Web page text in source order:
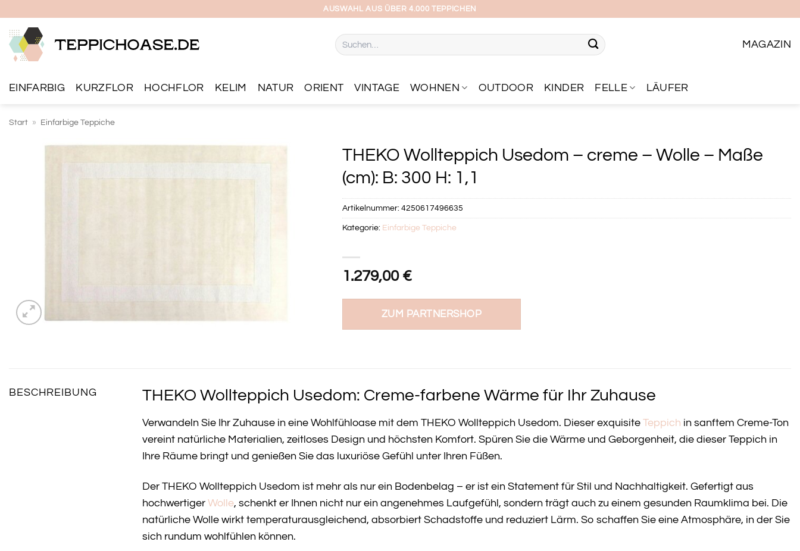
springen
AUSWAHL AUS ÜBER 4.000 TEPPICHEN
Suchen
nach:
MAGAZIN
EINFARBIG KURZFLOR HOCHFLOR KELIM NATUR ORIENT VINTAGE WOHNEN OUTDOOR KINDER FELLE LÄUFER
Start » Einfarbige Teppiche
THEKO Wollteppich Usedom – creme – Wolle – Maße
(cm): B: 300 H: 1,1
1.279,00 €
ZUM PARTNERSHOP
Artikelnummer: 4250617496635
Kategorie: Einfarbige Teppiche
BESCHREIBUNG THEKO Wollteppich Usedom: Creme-farbene Wärme für Ihr Zuhause
Verwandeln Sie Ihr Zuhause in eine Wohlfühloase mit dem THEKO Wollteppich Usedom. Dieser exquisite Teppich in sanftem Creme-Ton
vereint natürliche Materialien, zeitloses Design und höchsten Komfort. Spüren Sie die Wärme und Geborgenheit, die dieser Teppich in
Ihre Räume bringt und genießen Sie das luxuriöse Gefühl unter Ihren Füßen.
Der THEKO Wollteppich Usedom ist mehr als nur ein Bodenbelag – er ist ein Statement für Stil und Nachhaltigkeit. Gefertigt aus
hochwertiger Wolle, schenkt er Ihnen nicht nur ein angenehmes Laufgefühl, sondern trägt auch zu einem gesunden Raumklima bei. Die
natürliche Wolle wirkt temperaturausgleichend, absorbiert Schadstoffe und reduziert Lärm. So schaffen Sie eine Atmosphäre, in der Sie
sich rundum wohlfühlen können.